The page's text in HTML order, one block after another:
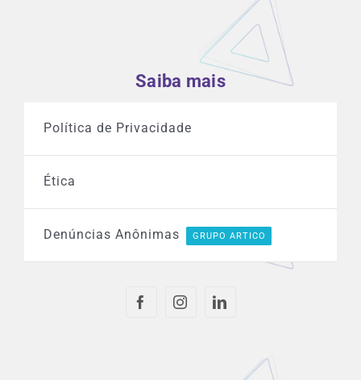
Saiba mais
Política de Privacidade
Ética
Denúncias Anônimas GRUPO ARTICO